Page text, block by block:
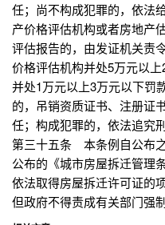
任；尚不构成犯罪的，依
产价格评估机构或者房地产
评估报告的，由发证机关责
价格评估机构并处5万元以
并处1万元以上3万元以下罚
的，吊销资质证书、注册证
任；构成犯罪的，依法
第三十五条 本条例自公布
公布的《城市房屋拆迁管理
依法取得房屋拆迁许可证的
但政府不得责成有关部门强制